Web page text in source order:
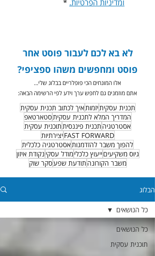
ומדיניות הפרטיות. *
לא בא לכם לעבור פוסט אחר
פוסט ומחפשים משהו ספציפי?
אלו המונחים הכי פופלריים בבלוג שלי...
אתם מוזמנים גם לחפש ערך וידע לפי הרשימה הבאה:
תכנית עסקיתיזמותאיך לכתוב תכנית עסקית
המדריך המלא לתכנית עסקיתסטארטאפ
אסטרטגיה תכנית פיננסיתתוכנית עסקית
FAST FORWARDיצירתיות
להפוך משבר להזדמנותאסטרטגיה כלכלית
גיוס משקיעיםייעוץ כלכלימודל עסקי נקודת איזון
משבר הקורונה תודעת שפעסקר שוק
הבלוג
כל הנושאים
תוכנית עסקית
כל הנושאים